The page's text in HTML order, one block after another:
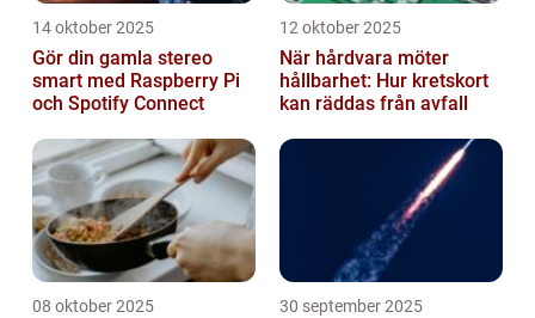
14 oktober 2025
Gör din gamla stereo
smart med Raspberry Pi
och Spotify Connect
12 oktober 2025
När hårdvara möter
hållbarhet: Hur kretskort
kan räddas från avfall
08 oktober 2025 30 september 2025